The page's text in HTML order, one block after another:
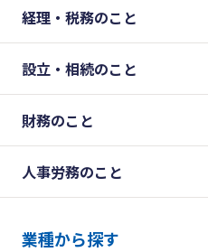
経理・税務のこと
設立・相続のこと
財務のこと
人事労務のこと
業種から探す